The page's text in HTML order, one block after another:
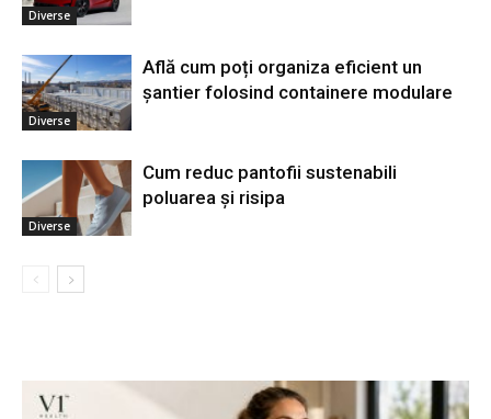
Diverse
Diverse
Află cum poți organiza eficient un
șantier folosind containere modulare
Diverse
Cum reduc pantofii sustenabili
poluarea și risipa